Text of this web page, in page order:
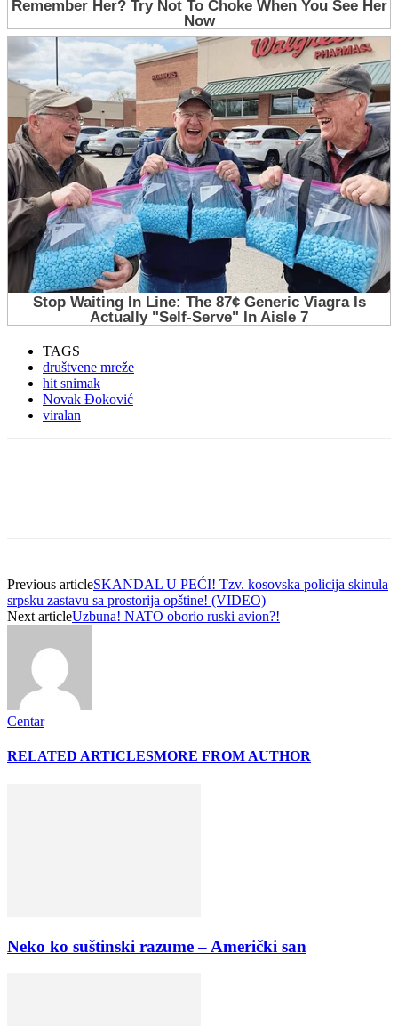
TAGS
društvene mreže
hit snimak
Novak Đoković
viralan
Previous articleSKANDAL U PEĆI! Tzv. kosovska policija skinula
srpsku zastavu sa prostorija opštine! (VIDEO)
Next articleUzbuna! NATO oborio ruski avion?!
Centar
RELATED ARTICLESMORE FROM AUTHOR
Neko ko suštinski razume – Američki san